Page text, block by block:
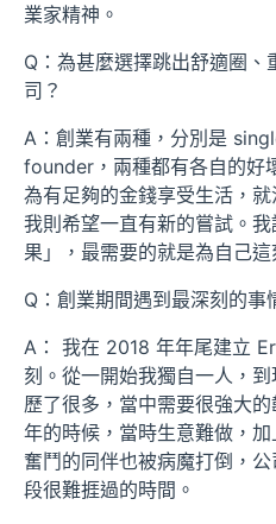
業家精神。
Q：為甚麼選擇跳出舒適圈
司？
A：創業有兩種，分別是
founder，兩種都有各自的好
為有足夠的金錢享受生活，
我則希望一直有新的嘗試。
果」，最需要的就是為自己這
Q：創業期間遇到最深刻的事
A： 我在 2018 年年尾建立
刻。從一開始我獨自一人，
歷了很多，當中需要很強大
年的時候，當時生意難做，
奮鬥的同伴也被病魔打倒，
段很難捱過的時間。